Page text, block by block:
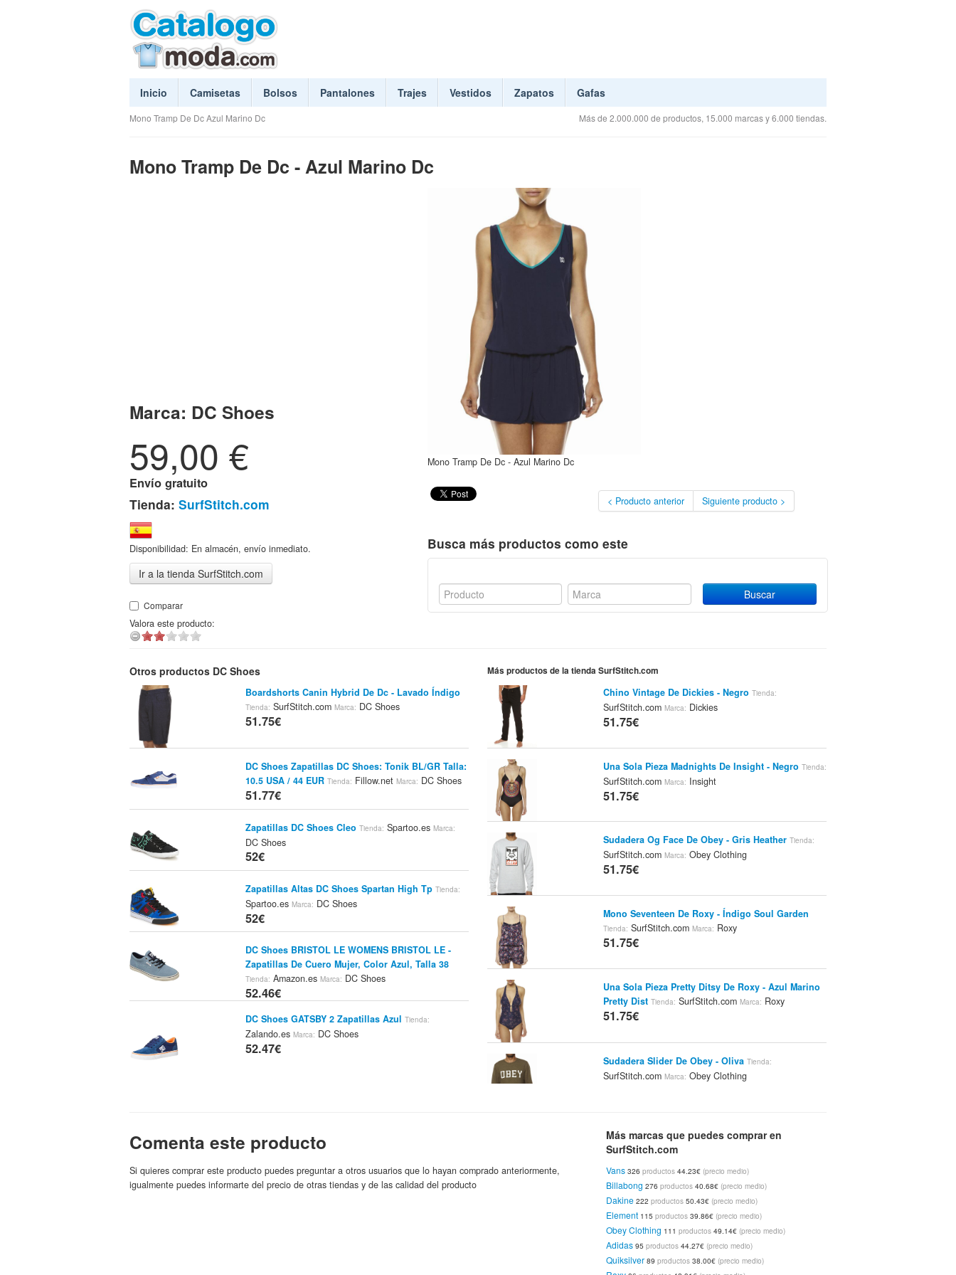
Inicio Camisetas Bolsos Pantalones Trajes Vestidos Zapatos Gafas
Mono Tramp De Dc Azul Marino Dc Más de 2.000.000 de productos, 15.000 marcas y 6.000 tiendas.
Mono Tramp De Dc - Azul Marino Dc
Marca: DC Shoes
59,00 €
Envío gratuito
Tienda: SurfStitch.com
Disponibilidad: En almacén, envío inmediato.
Ir a la tienda SurfStitch.com
Comparar
Valora este producto:
Mono Tramp De Dc - Azul Marino Dc
< Producto anterior Siguiente producto >
Busca más productos como este
Otros productos DC Shoes
Boardshorts Canin Hybrid De Dc - Lavado Índigo
Tienda: SurfStitch.comMarca: DC Shoes
51.75€
DC Shoes Zapatillas DC Shoes: Tonik BL/GR Talla:
10.5 USA / 44 EUR Tienda: Fillow.netMarca: DC Shoes
51.77€
Zapatillas DC Shoes Cleo Tienda: Spartoo.esMarca:
DC Shoes
52€
Zapatillas Altas DC Shoes Spartan High Tp Tienda:
Spartoo.esMarca: DC Shoes
52€
DC Shoes BRISTOL LE WOMENS BRISTOL LE -
Zapatillas De Cuero Mujer, Color Azul, Talla 38
Tienda: Amazon.esMarca: DC Shoes
52.46€
DC Shoes GATSBY 2 Zapatillas Azul Tienda:
Zalando.esMarca: DC Shoes
52.47€
52.49€
Zapatillas Bajas DC Shoes - Studio Tx Shoe Tienda:
DC Shoes Store SpainMarca: DC Shoes
Más productos de la tienda SurfStitch.com
Chino Vintage De Dickies - Negro Tienda:
SurfStitch.com Marca: Dickies
51.75€
Una Sola Pieza Madnights De Insight - Negro Tienda:
SurfStitch.com Marca: Insight
51.75€
Sudadera Og Face De Obey - Gris Heather Tienda:
SurfStitch.com Marca: Obey Clothing
51.75€
Mono Seventeen De Roxy - Índigo Soul Garden
Tienda: SurfStitch.com Marca: Roxy
51.75€
Una Sola Pieza Pretty Ditsy De Roxy - Azul Marino
Pretty Dist Tienda: SurfStitch.com Marca: Roxy
51.75€
Sudadera Slider De Obey - Oliva Tienda:
SurfStitch.com Marca: Obey Clothing
Sudadera Og Face De Obey - Gris Heather
SurfStitch.comMarca:
51.75€
Sudadera Og Face De Obey - Negro
SurfStitch.com Obey Clothing
51.75€
Comenta este producto
Si quieres comprar este producto puedes preguntar a otros usuarios que lo hayan comprado anteriormente,
igualmente puedes informarte del precio de otras tiendas y de las calidad del producto
Más marcas que puedes comprar en
SurfStitch.com
Vans 326productos 44.23€ (precio medio)
Billabong 276productos 40.68€ (precio medio)
Dakine 222productos 50.43€ (precio medio)
Element 115productos 39.86€ (precio medio)
Obey Clothing 111productos 49.14€ (precio medio)
Adidas 95productos 44.27€ (precio medio)
Quiksilver 89productos 38.00€ (precio medio)